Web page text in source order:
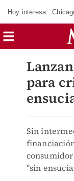
Hoy interesa:
para
Sin
"sin